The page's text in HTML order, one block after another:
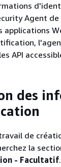
Agent
API
des
de
la
- Facultatif.